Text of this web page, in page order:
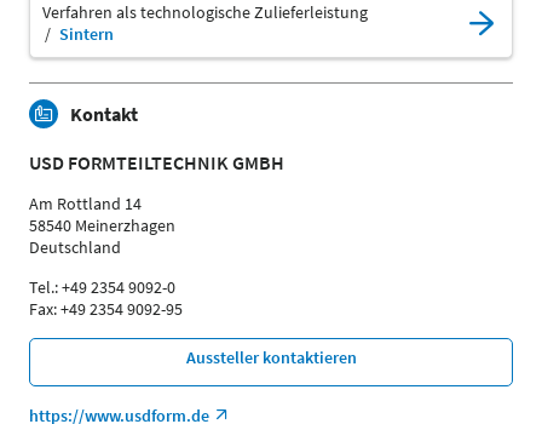
Verfahren als technologische Zulieferleistung
Sintern
Kontakt
USD FORMTEILTECHNIK GMBH
Am Rottland 14
58540 Meinerzhagen
Deutschland
Tel.: +49 2354 9092-0
Fax: +49 2354 9092-95
Aussteller kontaktieren
https://www.usdform.de